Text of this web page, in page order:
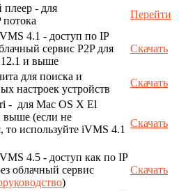
- для
потока
Перейти
4.1 - доступ по IP
сервис P2P для
и выше
Скачать
для поиска и
настроек устройств
Скачать
- для Mac OS X El
выше (если не
то используйте iVMS 4.1
Скачать
4.5 - доступ как по IP
облачный сервис
)
Скачать